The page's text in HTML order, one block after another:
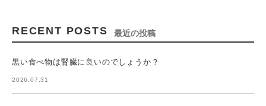
RECENT POSTS 最近の投稿
黒い食べ物は腎臓に良いのでしょうか？
2026.07.31